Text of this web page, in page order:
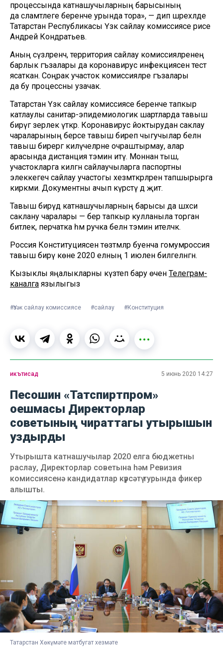
процессында катнашучыларның барысының
да сәламәтлеге беренче урында тора», — дип шәрехләде
Татарстан Республикасы Үзәк сайлау комиссиясе рәисе
Андрей Кондратьев.
Аның сүзләренчә, территория сайлау комиссияләренең
барлык әгъзалары да коронавирус инфекциясенә тест
ясаткан. Соңрак участок комиссияләре әгъзалары
да бу процессны узачак.
Татарстан Үзәк сайлау комиссиясе беренче тапкыр
катлаулы санитар-эпидемиологик шартларда тавыш
бирүгә әзерлек үткәрә. Коронавирус йоктырудан саклау
чараларының берсе тавыш биреп чыгучылар белән
тавыш бирергә килүчеләрне очраштырмау, алар
арасында дистанция тәэмин итү. Моннан тыш,
участокларга килгән сайлаучыларга паспортны
элеккегечә сайлау участогы хезмәткәрләренә тапшырырга
кирәкми. Документны ачып күрсәтү дә җитә.
Тавыш бирүдә катнашучыларның барысы да шәхси
саклану чаралары — бер тапкыр кулланыла торган
битлек, перчатка һәм ручка белән тәэмин ителәчәк.
Россия Конституциясенә төзәтмәләр буенча гомумроссия
тавыш бирү көне 2020 елның 1 июленә билгеләнгән.
Кызыклы яңалыкларны күзәтеп бару өчен Телеграм-
каналга язылыгыз
#Үзәк сайлау комиссиясе #сайлау #Конституция
икътисад 5 июнь 2020 14:27
Песошин «Татспиртпром»
оешмасы Директорлар
советының чираттагы утырышын
уздырды
Утырышта катнашучылар 2020 елга бюджетны
раслау, Директорлар советына һәм Ревизия
комиссиясенә кандидатлар күрсәтү турында фикер
алышты.
Татарстан Хөкүмәте матбугат хезмәте